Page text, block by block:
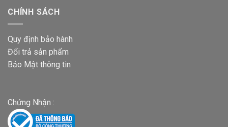
CHÍNH SÁCH
Quy định bảo hành
Đổi trả sản phẩm
Bảo Mật thông tin
Chứng Nhận :